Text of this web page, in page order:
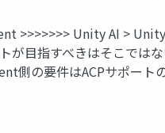
>>>>>>> Unity AI >
目指すべきはそこでは
側の要件はACPサポー